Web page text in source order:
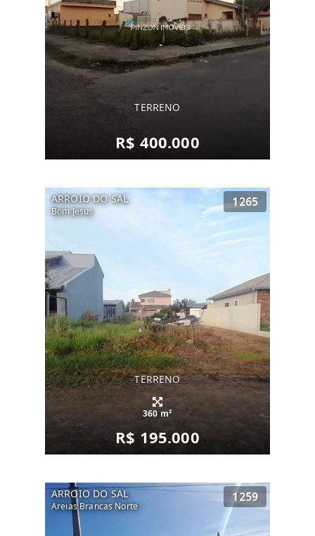
TERRENO
R$ 400.000
ARROIO DO SAL
Bom Jesus
1265
TERRENO
360 m²
R$ 195.000
ARROIO DO SAL
Areias Brancas Norte
1259